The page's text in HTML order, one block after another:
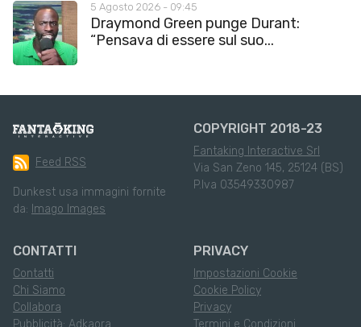
5 Agosto 2026 - 09:45
Draymond Green punge Durant:
“Pensava di essere sul suo...
Feed RSS
Dunkest usa immagini fornite
da: Imago Images
COPYRIGHT 2018-23
Fantaking Interactive Srl
Via San Zeno 145, 25124 (BS)
P.Iva 03549330987
CONTATTI
Contatti
Chi Siamo
Collabora
PRIVACY
Impostazioni Cookie
Cookie Policy
Privacy